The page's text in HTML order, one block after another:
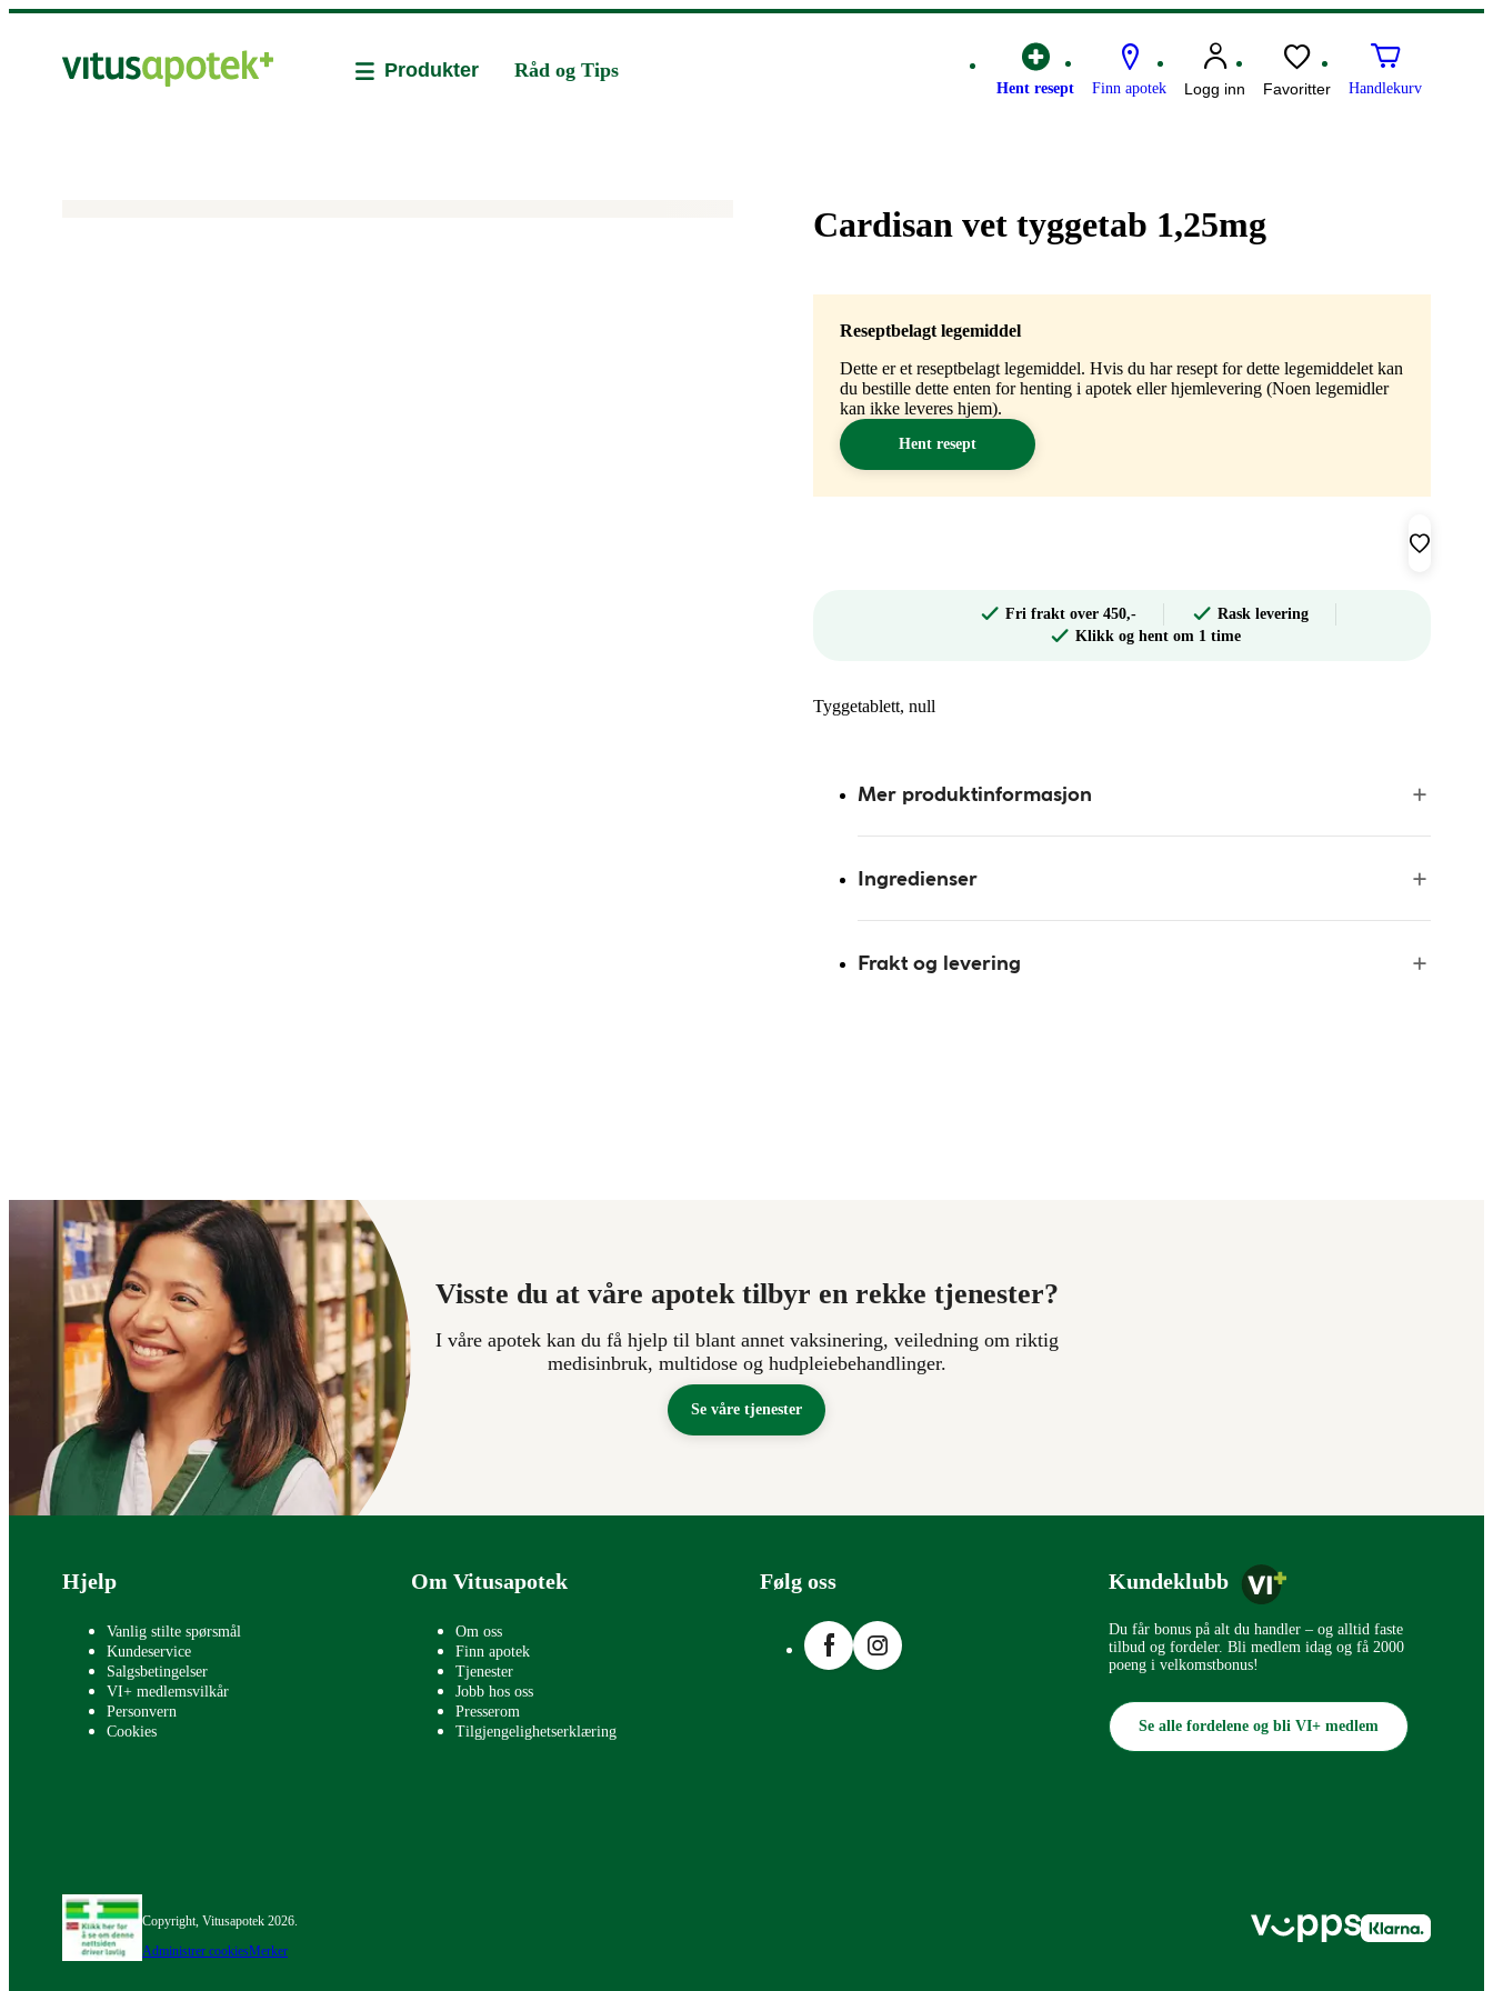
Hent resept Finn apotek Logg inn Favoritter Handlekurv
Produkter Råd og Tips
Cardisan vet tyggetab 1,25mg
Reseptbelagt legemiddel
Dette er et reseptbelagt legemiddel. Hvis du har resept for dette legemiddelet kan
du bestille dette enten for henting i apotek eller hjemlevering (Noen legemidler
kan ikke leveres hjem).
Hent resept
Fri frakt over 450,-
Rask levering
Klikk og hent om 1 time
Tyggetablett, null
Mer produktinformasjon
Ingredienser
Frakt og levering
Visste du at våre apotek tilbyr en rekke tjenester?
I våre apotek kan du få hjelp til blant annet vaksinering, veiledning om riktig
medisinbruk, multidose og hudpleiebehandlinger.
Se våre tjenester
Bunntekst
Hjelp
Vanlig stilte spørsmål
Kundeservice
Salgsbetingelser
VI+ medlemsvilkår
Personvern
Cookies
Om Vitusapotek
Om oss
Finn apotek
Tjenester
Jobb hos oss
Presserom
Tilgjengelighetserklæring
Følg oss
FacebookInstagram
Kundeklubb
Du får bonus på alt du handler – og alltid faste
tilbud og fordeler. Bli medlem idag og få 2000
poeng i velkomstbonus!
Se alle fordelene og bli VI+ medlem
Copyright, Vitusapotek 2026.
Administrer cookiesMerker